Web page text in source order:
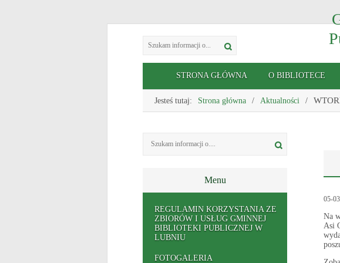
STRONA GŁÓWNA O BIBLIOTECE
Jesteś tutaj: Strona główna Aktualności
Menu
REGULAMIN KORZYSTANIA ZE
ZBIORÓW I USŁUG GMINNEJ
BIBLIOTEKI PUBLICZNEJ W
LUBNIU
FOTOGALERIA
05-
Na
Asi